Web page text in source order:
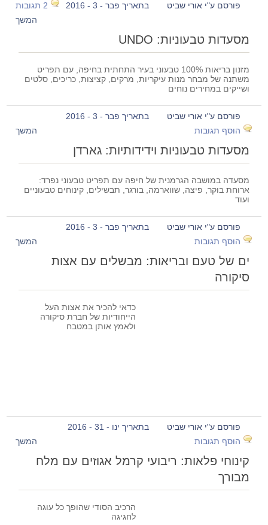
פורסם ע"י אורי שביט בתאריך פבר - 3 - 2016
2 תגובות
המשך
מסעדות טבעוניות: UNDO
מזנון בריאות 100% טבעוני בעיר התחתית בחיפה, עם תפריט
משתנה של מבחר מנות עיקריות, מרקים, קציצות, כריכים, סלטים
ושייקים במחירים נוחים
פורסם ע"י אורי שביט
בתאריך פבר - 3 - 2016
הוסף תגובות
המשך
מסעדות טבעוניות וידידותיות: גארדן
מסעדה במושבה הגרמנית של חיפה עם תפריט טבעוני נפרד:
ארוחת בוקר, פיצה, שווארמה, בורגר, תבשילים, קינוחים טבעוניים
ועוד
פורסם ע"י אורי שביט
בתאריך פבר - 3 - 2016
הוסף תגובות
המשך
ים של טעם ובריאות: מבשלים עם אצות
סיקורה
כדאי להכיר את אצות העל
הייחודיות של חברת סיקורה
ולאמץ אותן במטבח
פורסם ע"י אורי שביט
בתאריך ינו - 31 - 2016
הוסף תגובות
המשך
קינוחי פלאות: ריבועי קרמל אגוזים עם מלח
מבורך
הרכיב הסודי שהופך כל עוגה
לחגיגה